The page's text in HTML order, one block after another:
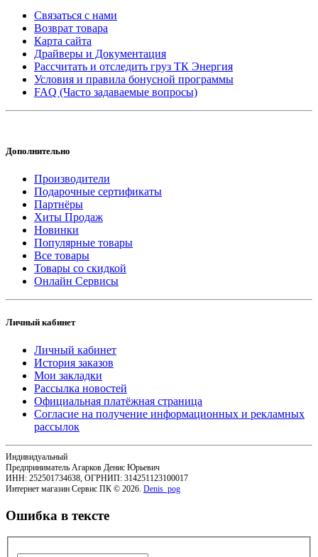
Связаться с нами
Возврат товара
Карта сайта
Драйверы и Документация
Рассчитать и отследить груз ТК Энергия
Условия и правила бонусной программы
FAQ (Часто задаваемые вопросы)
Дополнительно
Производители
Подарочные сертификаты
Партнёры
Хиты Продаж
Новинки
Популярные товары
Все товары
Товары со скидкой
Онлайн Сервисы
Личный кабинет
Личный кабинет
История заказов
Мои закладки
Рассылка новостей
Официальная платёжная страница
Согласие на получение информационных и рекламных
рассылок
Индивидуальный
Предприниматель Агарков Денис Юрьевич
ИНН: 252501734638, ОГРНИП: 314251123100017
Интернет магазин Сервис ПК © 2026. Denis_pog
Ошибка в тексте